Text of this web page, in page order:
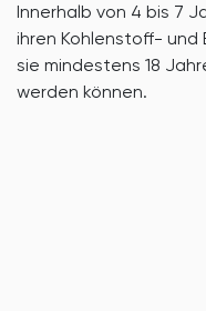
Innerhalb von 4 bis 7
ihren Kohlenstoff- und
sie mindestens 18
werden können.